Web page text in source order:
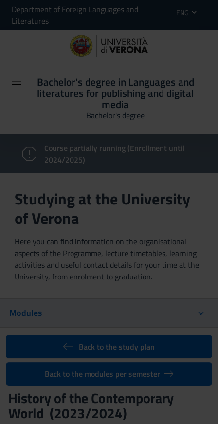
Department of Foreign Languages and
Literatures
ENG
Bachelor's degree in Languages and
literatures for publishing and digital
media
Bachelor's degree
Course partially running (Enrollment until
2024/2025)
Studying at the University
of Verona
Here you can find information on the organisational
aspects of the Programme, lecture timetables, learning
activities and useful contact details for your time at the
University, from enrolment to graduation.
Modules
Back to the study plan
Back to the modules per semester
History of the Contemporary
World (2023/2024)